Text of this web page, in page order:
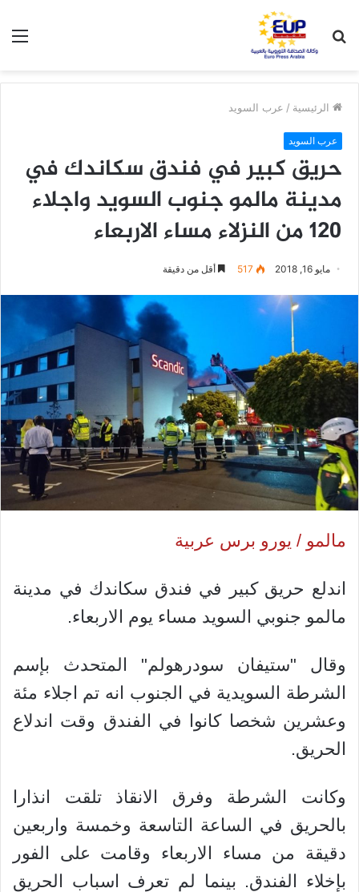
عن
الرئيسية / عرب السويد
عرب السويد
حريق كبير في فندق سكاندك في
مدينة مالمو جنوب السويد واجلاء
120 من النزلاء مساء الاربعاء
مايو 16, 2018 517 أقل من دقيقة
مالمو / يورو برس عربية
اندلع حريق كبير في فندق سكاندك في مدينة
مالمو جنوبي السويد مساء يوم الاربعاء.
وقال "ستيفان سودرهولم" المتحدث بإسم
الشرطة السويدية في الجنوب انه تم اجلاء مئة
وعشرين شخصا كانوا في الفندق وقت اندلاع
الحريق.
وكانت الشرطة وفرق الانقاذ تلقت انذارا
بالحريق في الساعة التاسعة وخمسة واربعين
دقيقة من مساء الاربعاء وقامت على الفور
بإخلاء الفندق. بينما لم تعرف اسباب الحريق